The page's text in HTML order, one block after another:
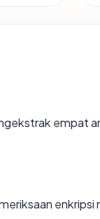
empat
enkripsi